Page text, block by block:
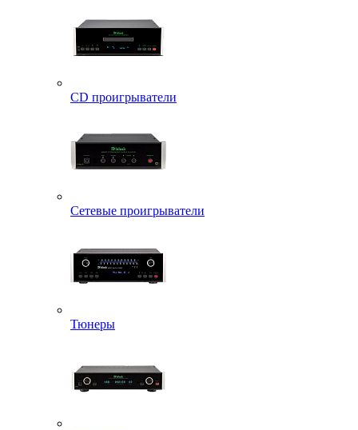
CD проигрыватели
Сетевые проигрыватели
Тюнеры